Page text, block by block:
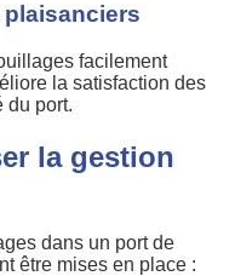
plaisanciers
facilement
la satisfaction des
du port.
la gestion
dans un port de
être mises en place :